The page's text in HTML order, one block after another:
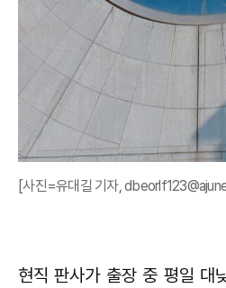
[사진=유대길 기자,
현직 판사가 출장 중 평일 대